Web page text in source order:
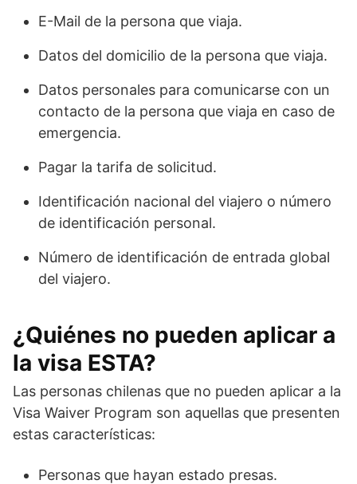
E-Mail de la persona que viaja.
Datos del domicilio de la persona que viaja.
Datos personales para comunicarse con un
contacto de la persona que viaja en caso de
emergencia.
Pagar la tarifa de solicitud.
Identificación nacional del viajero o número
de identificación personal.
Número de identificación de entrada global
del viajero.
¿Quiénes no pueden aplicar a
la visa ESTA?
Las personas chilenas que no pueden aplicar a la
Visa Waiver Program son aquellas que presenten
estas características:
Personas que hayan estado presas.